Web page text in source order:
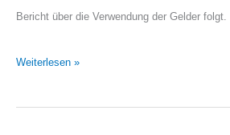
Bericht über die Verwendung der Gelder folgt.
Weiterlesen »